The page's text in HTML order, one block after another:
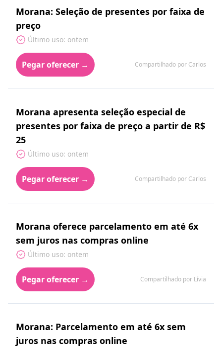
Morana: Seleção de presentes por faixa de
preço
Último uso: ontem
Pegar oferecer → Compartilhado por Carlos
Morana apresenta seleção especial de
presentes por faixa de preço a partir de R$
25
Último uso: ontem
Pegar oferecer → Compartilhado por Carlos
Morana oferece parcelamento em até 6x
sem juros nas compras online
Último uso: ontem
Pegar oferecer → Compartilhado por Lívia
Morana: Parcelamento em até 6x sem
juros nas compras online